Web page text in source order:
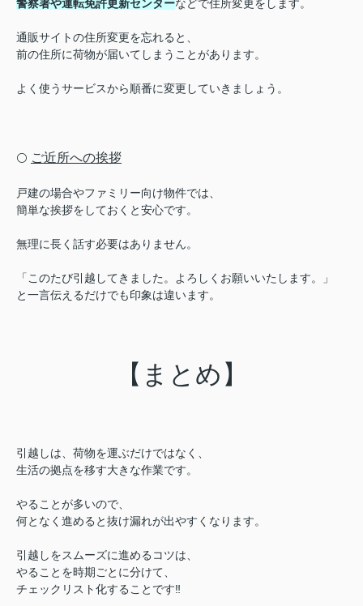
警察署や運転免許更新センターなどで住所変更をします。
通販サイトの住所変更を忘れると、
前の住所に荷物が届いてしまうことがあります。
よく使うサービスから順番に変更していきましょう。
⚪️ ご近所への挨拶
戸建の場合やファミリー向け物件では、
簡単な挨拶をしておくと安心です。
無理に長く話す必要はありません。
「このたび引越してきました。よろしくお願いいたします。」
と一言伝えるだけでも印象は違います。
【まとめ】
引越しは、荷物を運ぶだけではなく、
生活の拠点を移す大きな作業です。
やることが多いので、
何となく進めると抜け漏れが出やすくなります。
引越しをスムーズに進めるコツは、
やることを時期ごとに分けて、
チェックリスト化することです‼︎